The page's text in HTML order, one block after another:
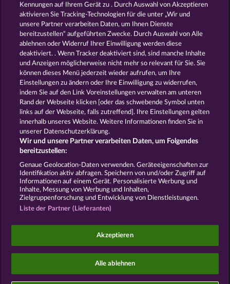
SIMPLY THE BEST ROYAL SEVEN
GOLDEN EI OF
MOORHUHN
FOREVER
DIAMONDS
Alle Spiele zeigen
AGB Datenschutz
Unternehmensseite
Widerruf einreichen
Social Casino Spiele dienen der reinen Unterhaltung
Erfolge bei Glücksspielen mit Geldeinsatz.
©2026 Whow Games GmbH
Kennungen auf Ihrem Gerät zu . Durch Auswahl von Akzeptieren
aktivieren Sie Tracking-Technologien für die unter „Wir und
unsere Partner verarbeiten Daten, um Ihnen Dienste
bereitzustellen“ aufgeführten Zwecke. Durch Auswahl von Alle
ablehnen oder Widerruf Ihrer Einwilligung werden diese
deaktiviert. . Wenn Tracker deaktiviert sind, sind manche Inhalte
und Anzeigen möglicherweise nicht mehr so ​​relevant für Sie. Sie
können dieses Menü jederzeit wieder aufrufen, um Ihre
Einstellungen zu ändern oder Ihre Einwilligung zu widerrufen,
indem Sie auf den Link Voreinstellungen verwalten am unteren
Rand der Webseite klicken [oder das schwebende Symbol unten
links auf der Webseite, falls zutreffend]. Ihre Einstellungen gelten
innerhalb unseres Website. Weitere Informationen finden Sie in
unserer Datenschutzerklärung.
Wir und unsere Partner verarbeiten Daten, um Folgendes
bereitzustellen:
Genaue Geolocation-Daten verwenden. Geräteeigenschaften zur
Identifikation aktiv abfragen. Speichern von und/oder Zugriff auf
Informationen auf einem Gerät. Personalisierte Werbung und
Inhalte, Messung von Werbung und Inhalten,
Zielgruppenforschung und Entwicklung von Dienstleistungen.
Liste der Partner (Lieferanten)
Akzeptieren
Alle ablehnen